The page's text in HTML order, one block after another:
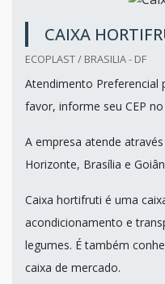
CAIXA
ECOPLAST / BRASILIA - DF
Atendimento Preferencial
favor, informe seu CEP
A empresa atende
Horizonte, Brasília e
Caixa hortifruti é uma
acondicionamento e
legumes. É também
caixa de mercado.